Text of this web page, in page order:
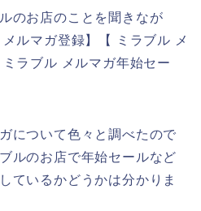
のお店のことを聞きなが
ルマガ登録】【 ミラブル メ
ラブル メルマガ年始セー
について色々と調べたので
ルのお店で年始セールなど
ているかどうかは分かりま